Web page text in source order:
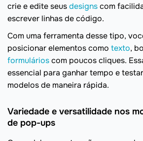
crie e edite seusdesignscom
escrever linhas de código.
Com uma ferramenta desse tipo,
posicionar elementos como texto,
formulárioscom poucos cliques.
essencial para ganhar tempo e
modelos de maneira rápida.
Variedade e versatilidade nos
de pop-ups